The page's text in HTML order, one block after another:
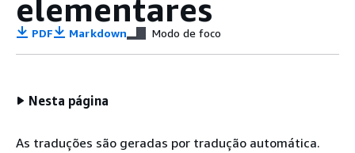
elementares
PDF Markdown Modo de foco
Nesta página
As traduções são geradas por tradução automática.